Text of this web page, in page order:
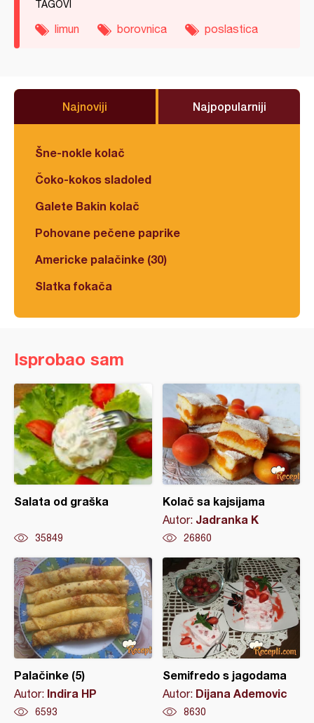
TAGOVI
limun borovnica poslastica
Najnoviji Najpopularniji
Šne-nokle kolač
Čoko-kokos sladoled
Galete Bakin kolač
Pohovane pečene paprike
Americke palačinke (30)
Slatka fokača
Isprobao sam
Salata od graška
35849
Kolač sa kajsijama
Autor: Jadranka K
26860
Palačinke (5)
Autor: Indira HP
6593
Semifredo s jagodama
Autor: Dijana Ademovic
8630